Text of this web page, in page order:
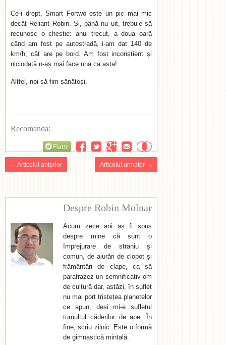
Ce-i drept, Smart Fortwo este un pic mai mic
decât Reliant Robin. Și, până nu uit, trebuie să
recunosc o chestie: anul trecut, a doua oară
când am fost pe autostradă, i-am dat 140 de
km/h, cât are pe bord. Am fost inconștient și
niciodată n-aș mai face una ca asta!
Altfel, noi să fim sănătoși.
Recomanda:
← Articolul anterior Articolul urmator →
Despre Robin Molnar
Acum zece ani aș fi spus
despre mine că sunt o
împrejurare de straniu și
comun, de aiurări de clopot și
frământări de clape, ca să
parafrazez un semnificativ om
de cultură dar, astăzi, în suflet
nu mai port tristețea planetelor
ce apun, deși mi-e sufletul
tumultul căderilor de ape. În
fine, scriu zilnic. Este o formă
de gimnastică mintală.